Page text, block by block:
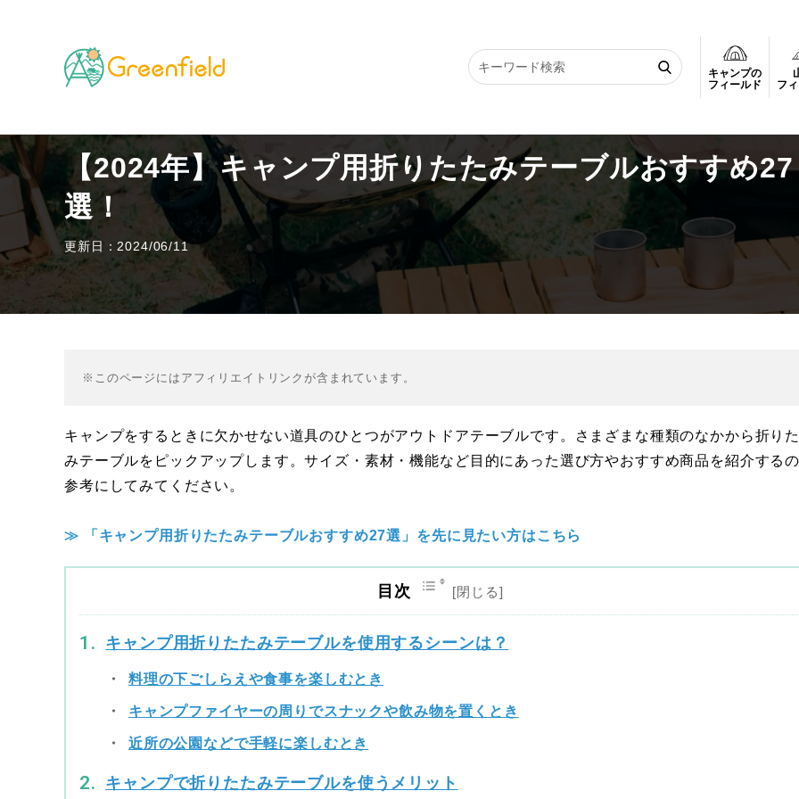
キャンプの
フィールド
フ
TOP キャンプのフィールド 【2024年】キャンプ用折りたたみテーブルおすすめ27選！
【2024年】キャンプ用折りたたみテーブルおすすめ27
選！
更新日：2024/06/11
※このページにはアフィリエイトリンクが含まれています。
キャンプをするときに欠かせない道具のひとつがアウトドアテーブルです。さまざまな種類のなかから折り
みテーブルをピックアップします。サイズ・素材・機能など目的にあった選び方やおすすめ商品を紹介する
参考にしてみてください。
≫ 「キャンプ用折りたたみテーブルおすすめ27選」を先に見たい方はこちら
目次
キャンプ用折りたたみテーブルを使用するシーンは？
料理の下ごしらえや食事を楽しむとき
キャンプファイヤーの周りでスナックや飲み物を置くとき
近所の公園などで手軽に楽しむとき
キャンプで折りたたみテーブルを使うメリット